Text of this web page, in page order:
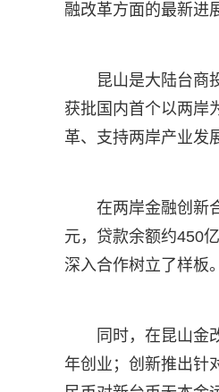
融改革方面的最新进
昆山是大陆台商
获批国内首个以两岸
革、支持两岸产业发
在两岸金融创新
元，贷款余额约450
深入合作树立了样板。
同时，在昆山金
年创业；创新推出针